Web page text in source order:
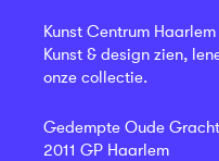
Kunst Centrum Haarlem
Kunst & design zien,
onze collectie.
Gedempte Oude Gracht
2011 GP Haarlem